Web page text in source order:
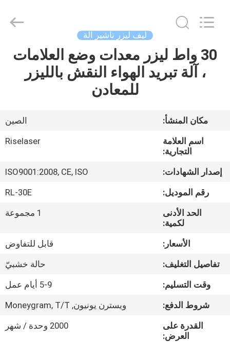
مسكن
عرض
الواقع
الافتراضي
معلومات
في
المعمل
مراقبة
الجودة
Technology
Reserved.
ليف ليزر تأشير آلة
30 واط ليزر معدات وضع العلامات
، آلة تبريد الهواء النقش بالليزر
للمعادن
مكان المنشأ:
الصين
اسم العلامة
التجارية:
Riselaser
إصدار الشهادات:
ISO9001:2008, CE, ISO
رقم الموديل:
RL-30E
الحد الأدنى
لكمية:
1 مجموعة
الأسعار:
قابل للتفاوض
تفاصيل التغليف:
حالة خشبيّ
وقت التسليم:
5-9 أيام عمل
شروط الدفع:
ويسترن يونيون, Moneygram, T/T
القدرة على
العرض:
2000 وحدة / شهر